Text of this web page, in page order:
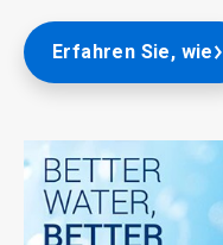
Erfahren Sie, wie